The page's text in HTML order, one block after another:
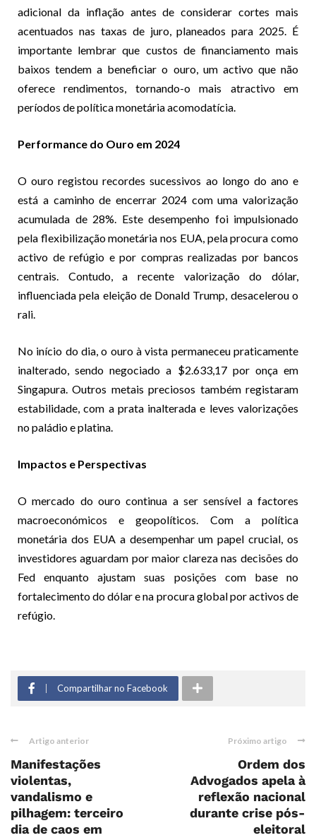
adicional da inflação antes de considerar cortes mais
acentuados nas taxas de juro, planeados para 2025. É
importante lembrar que custos de financiamento mais
baixos tendem a beneficiar o ouro, um activo que não
oferece rendimentos, tornando-o mais atractivo em
períodos de política monetária acomodatícia.
Performance do Ouro em 2024
O ouro registou recordes sucessivos ao longo do ano e
está a caminho de encerrar 2024 com uma valorização
acumulada de 28%. Este desempenho foi impulsionado
pela flexibilização monetária nos EUA, pela procura como
activo de refúgio e por compras realizadas por bancos
centrais. Contudo, a recente valorização do dólar,
influenciada pela eleição de Donald Trump, desacelerou o
rali.
No início do dia, o ouro à vista permaneceu praticamente
inalterado, sendo negociado a $2.633,17 por onça em
Singapura. Outros metais preciosos também registaram
estabilidade, com a prata inalterada e leves valorizações
no paládio e platina.
Impactos e Perspectivas
O mercado do ouro continua a ser sensível a factores
macroeconómicos e geopolíticos. Com a política
monetária dos EUA a desempenhar um papel crucial, os
investidores aguardam por maior clareza nas decisões do
Fed enquanto ajustam suas posições com base no
fortalecimento do dólar e na procura global por activos de
refúgio.
Compartilhar no Facebook
Artigo anterior
Manifestações
violentas,
vandalismo e
pilhagem: terceiro
dia de caos em
Próximo artigo
Ordem dos
Advogados apela à
reflexão nacional
durante crise pós-
eleitoral